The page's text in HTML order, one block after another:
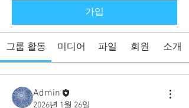
가입
그룹 활동 미디어 파일 회원 소개
Admin
2026년 1월 26일